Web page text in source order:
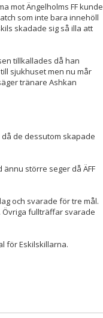
mot Ängelholms FF kunde
som inte bara innehöll
skadade sig så illa att
tillkallades då han
sjukhuset men nu mår
tränare Ashkan
de dessutom skapade
större seger då ÄFF
och svarade för tre mål.
Övriga fullträffar svarade
för Eskilskillarna.